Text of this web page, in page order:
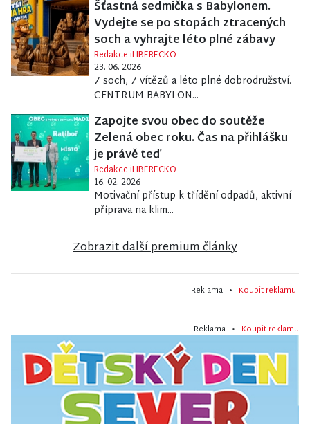
Šťastná sedmička s Babylonem.
Vydejte se po stopách ztracených
soch a vyhrajte léto plné zábavy
Redakce iLIBERECKO
23. 06. 2026
7 soch, 7 vítězů a léto plné dobrodružství.
CENTRUM BABYLON...
Zapojte svou obec do soutěže
Zelená obec roku. Čas na přihlášku
je právě teď
Redakce iLIBERECKO
16. 02. 2026
Motivační přístup k třídění odpadů, aktivní
příprava na klim...
Zobrazit další premium články
Reklama • Koupit reklamu
Reklama • Koupit reklamu